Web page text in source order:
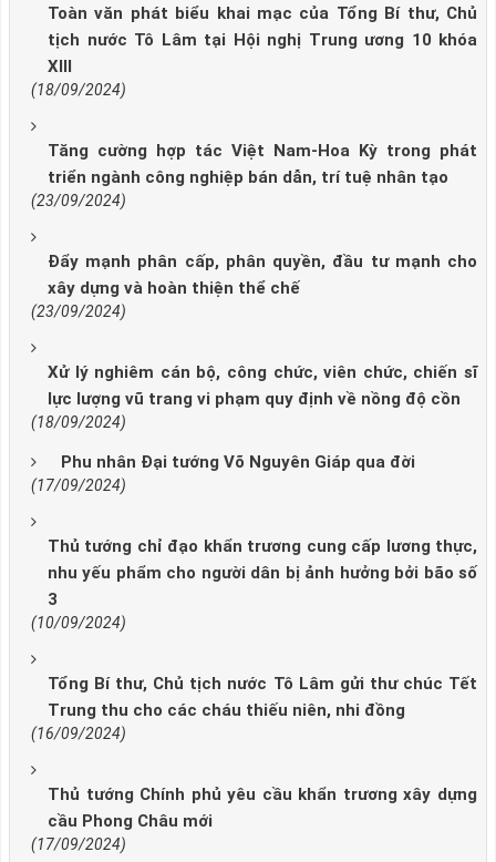
Toàn văn phát biểu khai mạc của Tổng Bí thư, Chủ
tịch nước Tô Lâm tại Hội nghị Trung ương 10 khóa
XIII
(18/09/2024)
Tăng cường hợp tác Việt Nam-Hoa Kỳ trong phát
triển ngành công nghiệp bán dẫn, trí tuệ nhân tạo
(23/09/2024)
Đẩy mạnh phân cấp, phân quyền, đầu tư mạnh cho
xây dựng và hoàn thiện thể chế
(23/09/2024)
Xử lý nghiêm cán bộ, công chức, viên chức, chiến sĩ
lực lượng vũ trang vi phạm quy định về nồng độ cồn
(18/09/2024)
Phu nhân Đại tướng Võ Nguyên Giáp qua đời
(17/09/2024)
Thủ tướng chỉ đạo khẩn trương cung cấp lương thực,
nhu yếu phẩm cho người dân bị ảnh hưởng bởi bão số
3
(10/09/2024)
Tổng Bí thư, Chủ tịch nước Tô Lâm gửi thư chúc Tết
Trung thu cho các cháu thiếu niên, nhi đồng
(16/09/2024)
Thủ tướng Chính phủ yêu cầu khẩn trương xây dựng
cầu Phong Châu mới
(17/09/2024)